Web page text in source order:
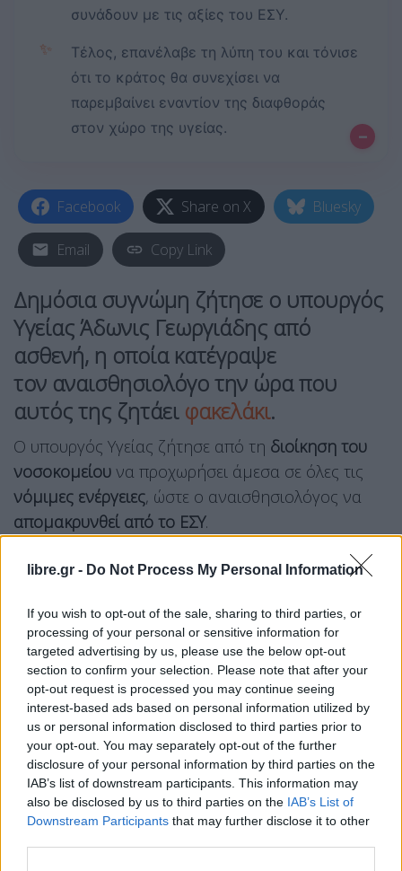
libre.gr - Do Not Process My Personal Information
If you wish to opt-out of the sale, sharing to third parties, or
processing of your personal or sensitive information for
targeted advertising by us, please use the below opt-out
section to confirm your selection. Please note that after your
opt-out request is processed you may continue seeing
interest-based ads based on personal information utilized by
us or personal information disclosed to third parties prior to
your opt-out. You may separately opt-out of the further
disclosure of your personal information by third parties on the
IAB’s list of downstream participants. This information may
also be disclosed by us to third parties on the IAB’s List of
Downstream Participants that may further disclose it to other
συνάδουν με τις αξίες του ΕΣΥ.
✨
Τέλος, επανέλαβε τη λύπη του και τόνισε
ότι το κράτος θα συνεχίσει να
παρεμβαίνει εναντίον της διαφθοράς
στον χώρο της υγείας.
–
Facebook Share on X Bluesky
Email Copy Link
Δημόσια συγνώμη ζήτησε ο υπουργός
ΥγείαςΆδωνις Γεωργιάδης από
ασθενή, η οποία κατέγραψε
τον αναισθησιολόγοτην ώρα που
αυτός της ζητάει φακελάκι.
Ο υπουργός Υγείας ζήτησε από τη διοίκηση του
νοσοκομείου να προχωρήσει άμεσα σε όλες τις
νόμιμες ενέργειες, ώστε ο αναισθησιολόγος να
απομακρυνθεί από το ΕΣΥ.
Σε ανάρτησή του στο Χ ο Άδ. Γεωργιάδης
«Πριν λίγο μου έστειλαν ένααπαράδεκτο βίντεο,
το οποίο αναρτήθηκε στα social media, από μία
ασθενήπου κατέγραψε έναν αναισθησιολόγοτην
ώρα πουαυτός της ζητά 100-150 ευρώ για να
πράξει όσα είναι υποχρεωμένοςνα παρέχει
δωρεάν σε κάθε ασθενή. Από την έρευνα που
αμέσως διέταξα,ταυτοποιήθηκε και το
Νοσοκομείο και το πρόσωπο. Διέταξα επίσης την
Διοίκηση του Νοσοκομείου να προχωρήσει άμεσα
σε όλες τις νόμιμες ενέργειες, ώστε το πρόσωπο